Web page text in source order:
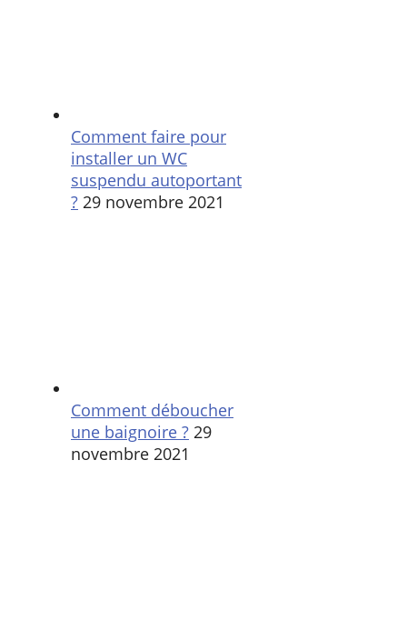
Comment faire pour
installer un WC
suspendu autoportant
? 29 novembre 2021
Comment déboucher
une baignoire ? 29
novembre 2021